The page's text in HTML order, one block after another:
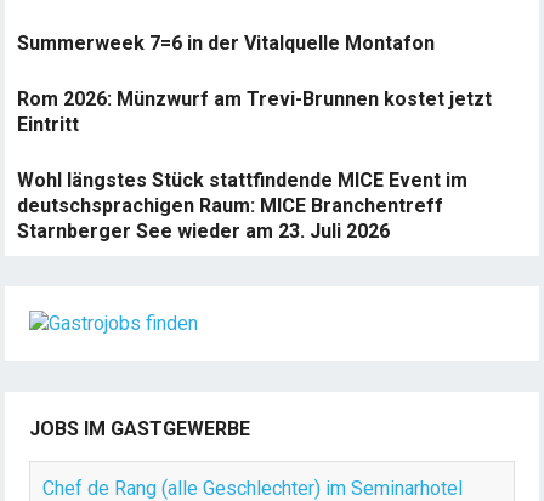
Summerweek 7=6 in der Vitalquelle Montafon
Rom 2026: Münzwurf am Trevi-Brunnen kostet jetzt
Eintritt
Wohl längstes Stück stattfindende MICE Event im
deutschsprachigen Raum: MICE Branchentreff
Starnberger See wieder am 23. Juli 2026
JOBS IM GASTGEWERBE
Chef de Rang (alle Geschlechter) im Seminarhotel